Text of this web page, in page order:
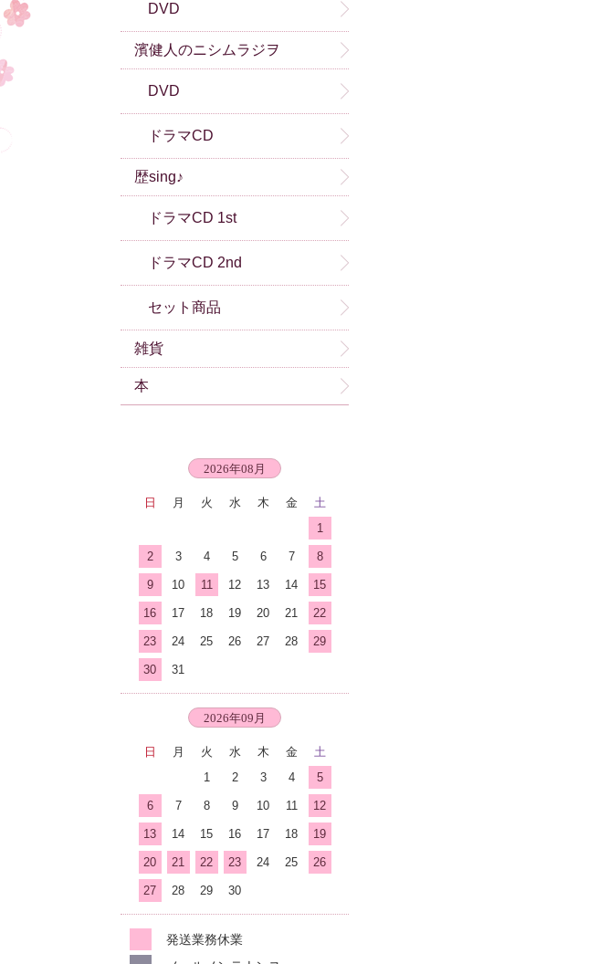
DVD
濱健人のニシムラジヲ
DVD
ドラマCD
歴sing♪
ドラマCD 1st
ドラマCD 2nd
セット商品
雑貨
本
2026年08月
日 月 火 水 木 金
土
1
2 3 4 5 6 7 8
9 10 11 12 13 14 15
16 17 18 19 20 21 22
23 24 25 26 27 28 29
30 31
2026年09月
日 月 火 水 木 金
土
1
2 3 4 5
6 7 8 9 10 11 12
13 14 15 16 17 18 19
20 21 22 23 24 25 26
27 28 29 30
発送業務休業